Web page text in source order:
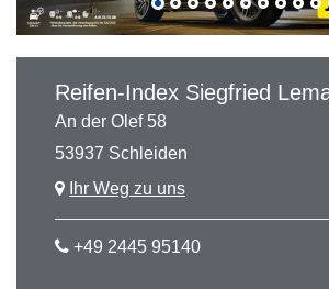
Reifen-Index Siegfried
An der Olef 58
53937 Schleiden
Ihr Weg zu uns
+49 2445 95140